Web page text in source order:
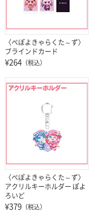
〈ぺぽよきゃらくた～ず〉
ブラインドカード
¥264 （税込）
〈ぺぽよきゃらくた～ず〉
アクリルキーホルダー ぽよ
ろいど
¥379 （税込）